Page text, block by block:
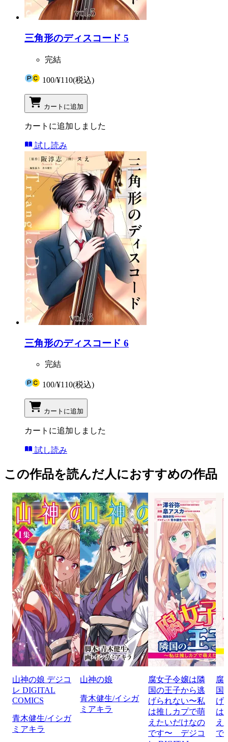
三角形のディスコード 5
完結
100/¥110(税込)
カートに追加
カートに追加しました
試し読み
三角形のディスコード 6
完結
100/¥110(税込)
カートに追加
カートに追加しました
試し読み
この作品を読んだ人におすすめの作品
山神の娘 デジコ
レ DIGITAL
COMICS
青木健生/イシガ
ミアキラ
山神の娘
青木健生/イシガ
ミアキラ
腐女子令嬢は隣
国の王子から逃
げられない〜私
は推しカプで萌
えたいだけなの
です〜 デジコ
腐
国
げ
は
え
で